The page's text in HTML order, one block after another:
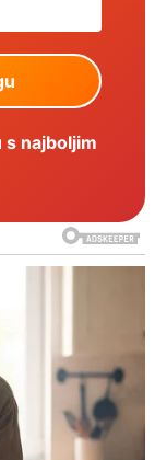
najboljim